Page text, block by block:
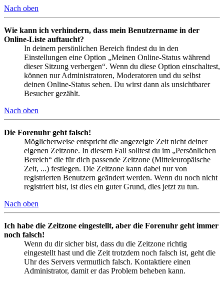
Nach oben
Wie kann ich verhindern, dass mein Benutzername in der
Online-Liste auftaucht?
In deinem persönlichen Bereich findest du in den
Einstellungen eine Option „Meinen Online-Status während
dieser Sitzung verbergen“. Wenn du diese Option einschaltest,
können nur Administratoren, Moderatoren und du selbst
deinen Online-Status sehen. Du wirst dann als unsichtbarer
Besucher gezählt.
Nach oben
Die Forenuhr geht falsch!
Möglicherweise entspricht die angezeigte Zeit nicht deiner
eigenen Zeitzone. In diesem Fall solltest du im „Persönlichen
Bereich“ die für dich passende Zeitzone (Mitteleuropäische
Zeit, ...) festlegen. Die Zeitzone kann dabei nur von
registrierten Benutzern geändert werden. Wenn du noch nicht
registriert bist, ist dies ein guter Grund, dies jetzt zu tun.
Nach oben
Ich habe die Zeitzone eingestellt, aber die Forenuhr geht immer
noch falsch!
Wenn du dir sicher bist, dass du die Zeitzone richtig
eingestellt hast und die Zeit trotzdem noch falsch ist, geht die
Uhr des Servers vermutlich falsch. Kontaktiere einen
Administrator, damit er das Problem beheben kann.